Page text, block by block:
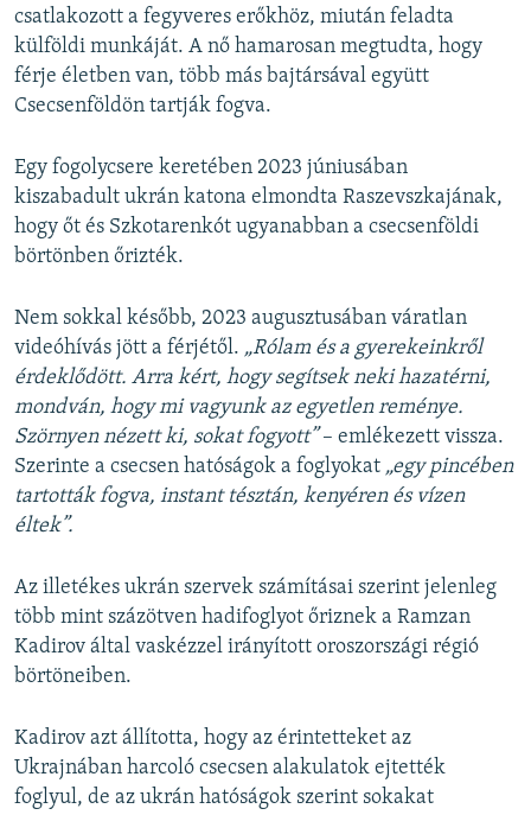
csatlakozott a fegyveres erőkhöz, miután feladta
külföldi munkáját. A nő hamarosan megtudta, hogy
férje életben van, több más bajtársával együtt
Csecsenföldön tartják fogva.
Egy fogolycsere keretében 2023 júniusában
kiszabadult ukrán katona elmondta Raszevszkajának,
hogy őt és Szkotarenkót ugyanabban a csecsenföldi
börtönben őrizték.
Nem sokkal később, 2023 augusztusában váratlan
videóhívás jött a férjétől. „Rólam és a gyerekeinkről
érdeklődött. Arra kért, hogy segítsek neki hazatérni,
mondván, hogy mi vagyunk az egyetlen reménye.
Szörnyen nézett ki, sokat fogyott”– emlékezett vissza.
Szerinte a csecsen hatóságok a foglyokat „egy pincében
tartották fogva, instant tésztán, kenyéren és vízen
éltek”.
Az illetékes ukrán szervek számításai szerint jelenleg
több mint százötven hadifoglyot őriznek a Ramzan
Kadirov által vaskézzel irányított oroszországi régió
börtöneiben.
Kadirov azt állította, hogy az érintetteket az
Ukrajnában harcoló csecsen alakulatok ejtették
foglyul, de az ukrán hatóságok szerint sokakat